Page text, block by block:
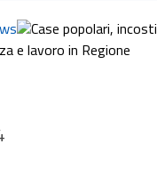
Case popolari,
e lavoro in Regione